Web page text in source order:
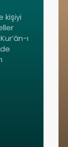
kişiyi
ı